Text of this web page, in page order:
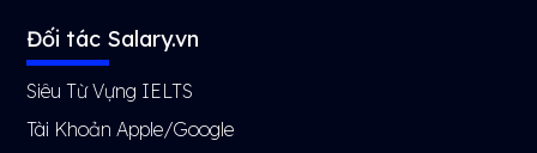
Đối tác Salary.vn
Siêu Từ Vựng IELTS
Tài Khoản Apple/Google